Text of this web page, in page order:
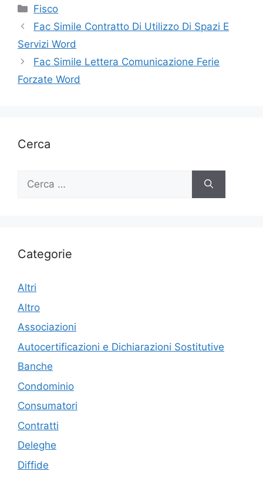
Categorie
Fisco
Fac Simile Contratto Di Utilizzo Di Spazi E
Servizi Word
Fac Simile Lettera Comunicazione Ferie
Forzate Word
Cerca
Ricerca
Categorie
Altri
Altro
Associazioni
Autocertificazioni e Dichiarazioni Sostitutive
Banche
Condominio
Consumatori
Contratti
Deleghe
Diffide